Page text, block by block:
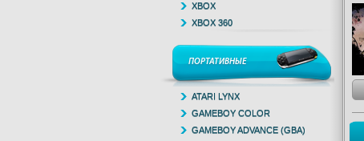
XBOX
XBOX 360
ПОРТАТИВНЫЕ
ATARI LYNX
GAMEBOY COLOR
GAMEBOY ADVANCE (GBA)